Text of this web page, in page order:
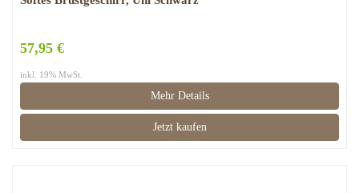
57,95 €
inkl. 19% MwSt.
Mehr Details
Jetzt kaufen